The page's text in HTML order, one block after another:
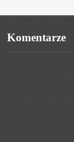
Komentarze